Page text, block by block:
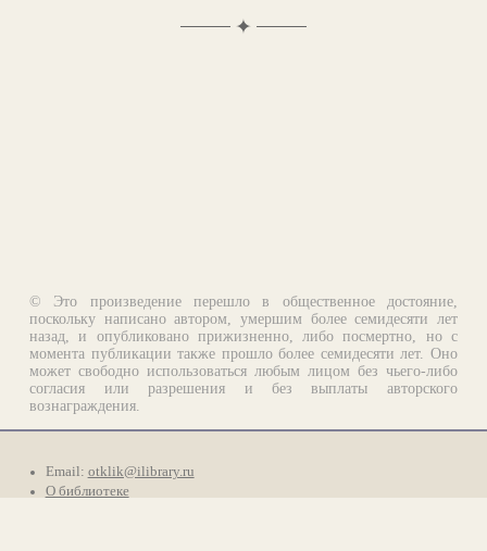
✦
© Это произведение перешло в общественное достояние,
поскольку написано автором, умершим более семидесяти лет
назад, и опубликовано прижизненно, либо посмертно, но с
момента публикации также прошло более семидесяти лет. Оно
может свободно использоваться любым лицом без чьего-либо
согласия или разрешения и без выплаты авторского
вознаграждения.
Email: otklik@ilibrary.ru
О библиотеке